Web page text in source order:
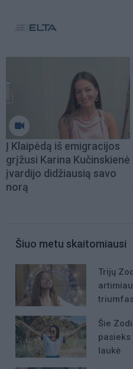
Į Klaipėdą iš emigracijos
grįžusi Karina Kučinskienė
įvardijo didžiausią savo
norą
Šiuo metu skaitomiausi
Trijų
Šie
laukė